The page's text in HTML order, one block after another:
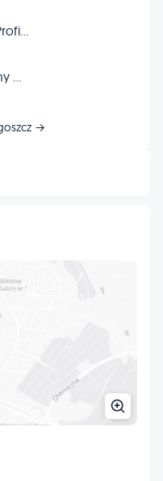
Vena. Gabinet weterynaryjny. Profilaktyka, lecznictwo. Kuziel-Zawalich L., lek. wet.
AstroVet Gabinet Weterynaryjny Marta Jaroczyńska
→